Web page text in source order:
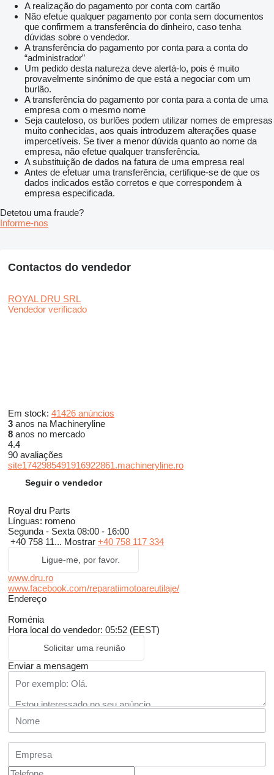
A realização do pagamento por conta com cartão
Não efetue qualquer pagamento por conta sem documentos
que confirmem a transferência do dinheiro, caso tenha
dúvidas sobre o vendedor.
A transferência do pagamento por conta para a conta do
“administrador”
Um pedido desta natureza deve alertá-lo, pois é muito
provavelmente sinónimo de que está a negociar com um
burlão.
A transferência do pagamento por conta para a conta de uma
empresa com o mesmo nome
Seja cauteloso, os burlões podem utilizar nomes de empresas
muito conhecidas, aos quais introduzem alterações quase
impercetíveis. Se tiver a menor dúvida quanto ao nome da
empresa, não efetue qualquer transferência.
A substituição de dados na fatura de uma empresa real
Antes de efetuar uma transferência, certifique-se de que os
dados indicados estão corretos e que correspondem à
empresa especificada.
Detetou uma fraude?
Informe-nos
Contactos do vendedor
ROYAL DRU SRL
Vendedor verificado
Em stock: 41426 anúncios
3 anos na Machineryline
8 anos no mercado
4.4
90 avaliações
site1742985491916922861.machineryline.ro
Seguir o vendedor
Royal dru Parts
Línguas: romeno
Segunda - Sexta 08:00 - 16:00
+40 758 11... Mostrar +40 758 117 334
Ligue-me, por favor.
www.dru.ro
www.facebook.com/reparatiimotoareutilaje/
Endereço
Roménia
Hora local do vendedor: 05:52 (EEST)
Solicitar uma reunião
Enviar a mensagem